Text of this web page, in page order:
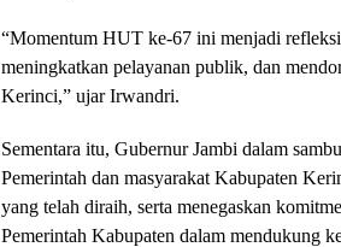
“Momentum HUT ke-67 ini menjadi
meningkatkan pelayanan publik, dan
Kerinci,” ujar Irwandri.
Sementara itu, Gubernur Jambi dalam
Pemerintah dan masyarakat Kabupaten
yang telah diraih, serta menegaskan
Pemerintah Kabupaten dalam mendukung